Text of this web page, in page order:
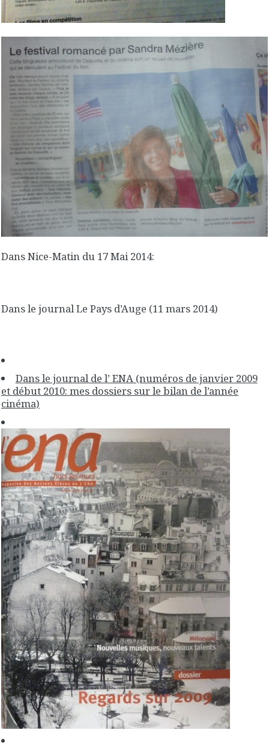
Dans Nice-Matin du 17 Mai 2014:
Dans le journal Le Pays d’Auge (11 mars 2014)
Dans le journal de l’ ENA (numéros de janvier 2009
et début 2010: mes dossiers sur le bilan de l’année
cinéma)